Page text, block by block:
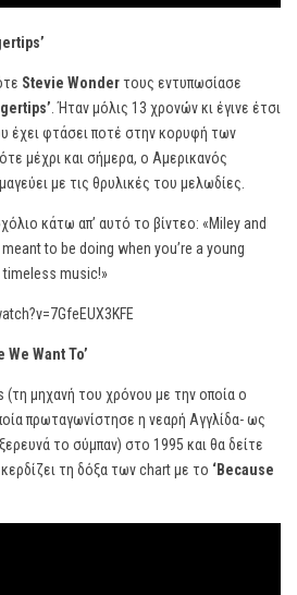
Stevie Wonderτους εντυπωσίασε
. Ήταν μόλις 13 χρονών κι έγινε έτσι
έχει φτάσει ποτέ στην κορυφή των
μέχρι και σήμερα, ο Αμερικανός
με τις θρυλικές του μελωδίες.
κάτω απ’ αυτό το βίντεο: «Miley and
to be doing when you’re a young
music!»
Want To’
(τη μηχανή του χρόνου με την οποία ο
πρωταγωνίστησε η νεαρή Αγγλίδα- ως
το σύμπαν) στο 1995 και θα δείτε
τη δόξα των chart με το ‘Because